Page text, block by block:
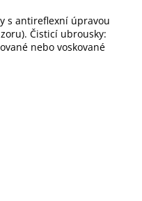
s antireflexní úpravou
Čisticí ubrousky:
nebo voskované